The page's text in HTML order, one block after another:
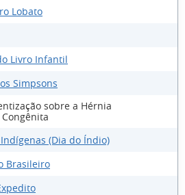
Lobato
Livro Infantil
Simpsons
sobre a Hérnia
(Dia do Índio)
Brasileiro